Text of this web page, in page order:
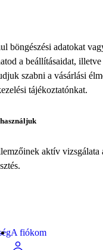
böngészési adatokat
a beállításaidat,
szabni a vásárlási
tájékoztatónkat.
aktív
A fiókom